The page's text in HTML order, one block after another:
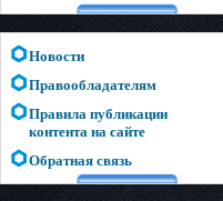
Новости
Правообладателям
Правила публикации
контента на сайте
Обратная связь